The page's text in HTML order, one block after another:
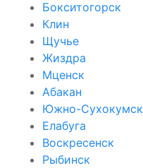
Бокситогорск
Клин
Щучье
Жиздра
Мценск
Абакан
Южно-Сухокумск
Елабуга
Воскресенск
Рыбинск